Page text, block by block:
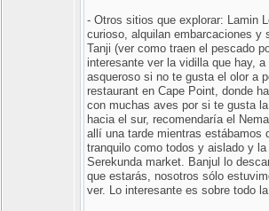
- Otros sitios que explorar: Lamin
curioso, alquilan embarcaciones y
Tanji (ver como traen el pescado
interesante ver la vidilla que hay,
asqueroso si no te gusta el olor a
restaurant en Cape Point, donde
con muchas aves por si te gusta
hacia el sur, recomendaría el
allí una tarde mientras estábamos
tranquilo como todos y aislado y
Serekunda market. Banjul lo
que estarás, nosotros sólo
ver. Lo interesante es sobre todo